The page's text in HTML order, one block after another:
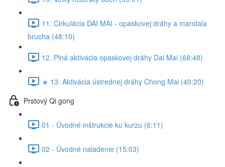
11. Cirkulácia DAI MAI - opaskovej dráhy a mandala
brucha (48:10)
12. Plná aktivácia opaskovej dráhy Dai Mai (68:48)
☀️ 13. Aktivácia ústrednej dráhy Chong Mai (40:20)
Prstový Qi gong
01 - Úvodné inštrukcie ku kurzu (6:11)
02 - Úvodné naladenie (15:03)